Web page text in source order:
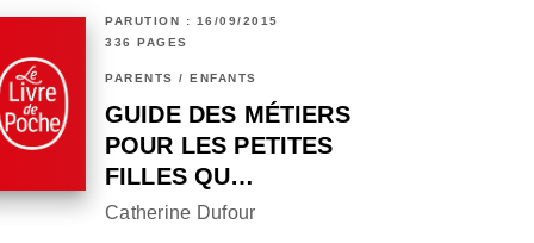
PARUTION : 16/09/2015
336 PAGES
PARENTS / ENFANTS
GUIDE DES MÉTIERS
POUR LES PETITES
FILLES QU…
Catherine Dufour